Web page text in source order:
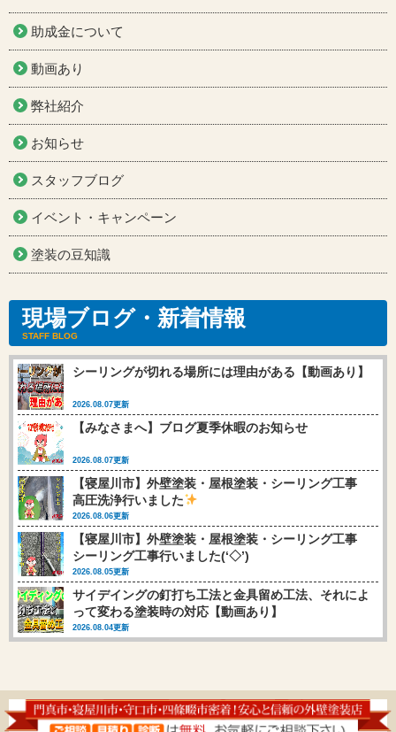
助成金について
動画あり
弊社紹介
お知らせ
スタッフブログ
イベント・キャンペーン
塗装の豆知識
現場ブログ・新着情報
STAFF BLOG
シーリングが切れる場所には理由がある【動画あり】
2026.08.07更新
【みなさまへ】ブログ夏季休暇のお知らせ
2026.08.07更新
【寝屋川市】外壁塗装・屋根塗装・シーリング工事
高圧洗浄行いました
2026.08.06更新
【寝屋川市】外壁塗装・屋根塗装・シーリング工事
シーリング工事行いました(‘◇’)ゞ
2026.08.05更新
サイデイングの釘打ち工法と金具留め工法、それによ
って変わる塗装時の対応【動画あり】
2026.08.04更新